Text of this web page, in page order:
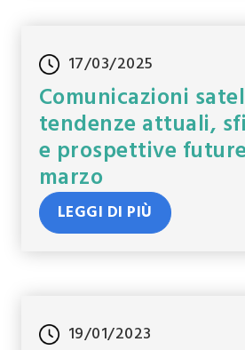
17/03/2025
Comunicazioni
tendenze attuali,
e prospettive
marzo
LEGGI DI PIÙ
19/01/2023